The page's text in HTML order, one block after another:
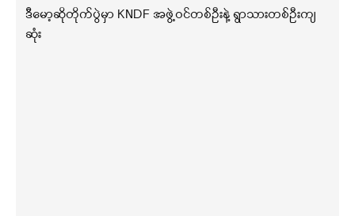
ဒီမော့ဆိုတိုက်ပွဲမှာ KNDF အဖွဲ့ဝင်တစ်ဦးနဲ့ ရွာသားတစ်ဦးကျ
ဆုံး